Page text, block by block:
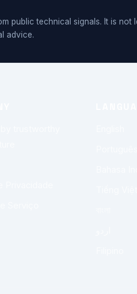
public technical signals. It is not
advice.